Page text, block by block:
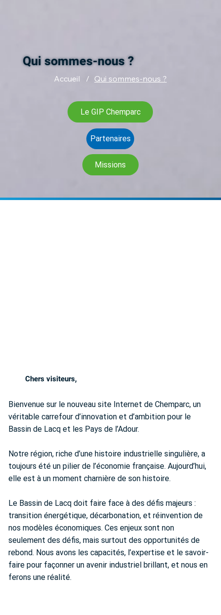
Qui sommes-nous ?
Accueil / Qui sommes-nous ?
Le GIP Chemparc
Partenaires
Missions
Chers visiteurs,
Bienvenue sur le nouveau site Internet de Chemparc, un
véritable carrefour d’innovation et d’ambition pour le
Bassin de Lacq et les Pays de l’Adour.
Notre région, riche d’une histoire industrielle singulière, a
toujours été un pilier de l’économie française. Aujourd’hui,
elle est à un moment charnière de son histoire.
Le Bassin de Lacq doit faire face à des défis majeurs :
transition énergétique, décarbonation, et réinvention de
nos modèles économiques. Ces enjeux sont non
seulement des défis, mais surtout des opportunités de
rebond. Nous avons les capacités, l’expertise et le savoir-
faire pour façonner un avenir industriel brillant, et nous en
ferons une réalité.